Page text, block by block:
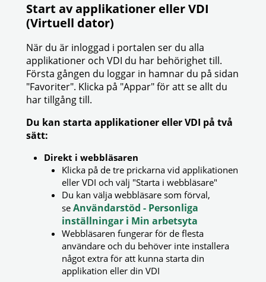
Start av applikationer eller VDI
(Virtuell dator)
När du är inloggad i portalen ser du alla
applikationer och VDI du har behörighet till.
Första gången du loggar in hamnar du på sidan
"Favoriter". Klicka på "Appar" för att se allt du
har tillgång till.
Du kan starta applikationer eller VDI på två
sätt:
Direkt i webbläsaren
Klicka på de tre prickarna vid applikationen
eller VDI och välj "Starta i webbläsare"
Du kan välja webbläsare som förval,
se Användarstöd - Personliga
inställningar i Min arbetsyta
Webbläsaren fungerar för de flesta
användare och du behöver inte installera
något extra för att kunna starta din
applikation eller din VDI